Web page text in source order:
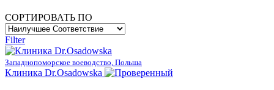
СОРТИРОВАТЬ ПО
Filter
Западнопоморское воеводство, Польша
Клиника Dr.Osadowska